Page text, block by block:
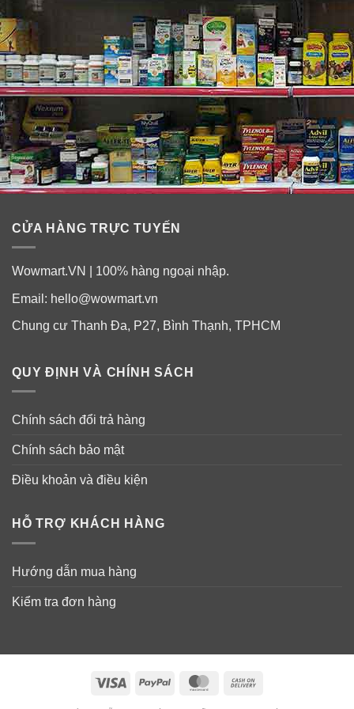
dụng thay thế thuốc chữa bệnh, hiệu quả sử dụng sản
hướng dẫn in trên bao bì sản phẩm trước khi sử dụng.
CỬA HÀNG TRỰC TUYẾN
Wowmart.VN | 100% hàng ngoại nhập.
Email: hello@wowmart.vn
Chung cư Thanh Đa, P27, Bình Thạnh, TPHCM
QUY ĐỊNH VÀ CHÍNH SÁCH
Chính sách đổi trả hàng
Chính sách bảo mật
Điều khoản và điều kiện
HỖ TRỢ KHÁCH HÀNG
Hướng dẫn mua hàng
Kiểm tra đơn hàng
Visa PayPal MasterCard